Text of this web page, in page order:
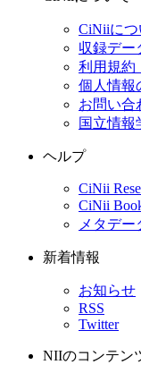
CiNiiにつ
収録デー
利用規約
個人情報
お問い合
国立情報
ヘルプ
CiNii
CiNii
メタデー
新着情報
お知らせ
RSS
Twitter
NIIのコンテン